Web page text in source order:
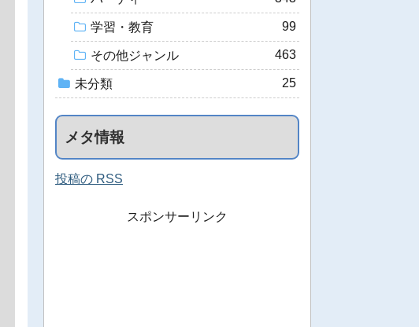
学習・教育 99
その他ジャンル 463
未分類 25
メタ情報
投稿の RSS
スポンサーリンク